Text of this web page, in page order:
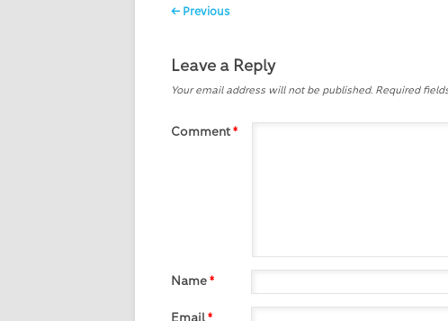
← Previous
Leave a Reply
Your email address will not be published. Required
Comment*
Name*
Email*